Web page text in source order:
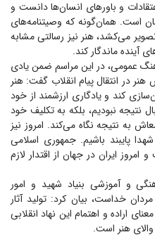
و باور‌های انسان‌ها دانست و
است. همان‌گونه که وصیتنامه‌های
می‌کشد، هنر نیز رسالتی مشابه
آینده ماندگار کند.
عمومی، در این مراسم ضمن یادی
در انتقال پیام انقلاب گفت: هنر
کند و یادگاری ارزشمند از خود
نتیجه نبودیم، بلکه به تکلیف خود
به نتیجه نگاه می‌کند. امروز نیز
پایبند باشیم. جمهوری اسلامی
ایران در جهان از اقتدار لازم
و آموزشی بنیاد شهید و امور
مردان خداست، بیان کرد: تولید آثار
اراده و اهتمام این نهاد انقلابی
هنر است.